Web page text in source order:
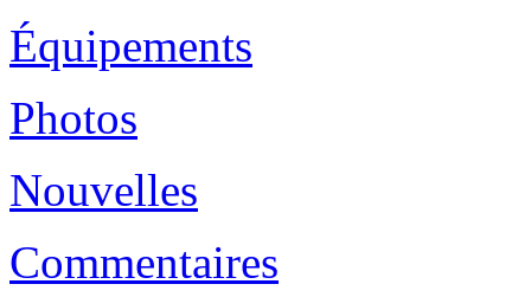
Équipements
Photos
Nouvelles
Commentaires